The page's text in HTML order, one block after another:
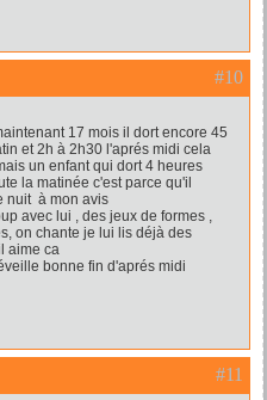
#10
17 mois il dort encore 45
et 2h à 2h30 l'aprés midi cela
un enfant qui dort 4 heures
la matinée c'est parce qu'il
nuit à mon avis
avec lui , des jeux de formes ,
on chante je lui lis déjà des
aime ca
bonne fin d'aprés midi
#11